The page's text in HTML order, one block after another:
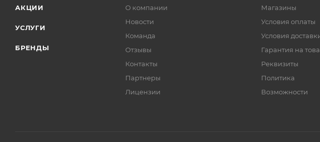
АКЦИИ
УСЛУГИ
БРЕНДЫ
О компании
Новости
Команда
Отзывы
Контакты
Партнеры
Лицензии
Магазины
Условия оплаты
Условия
Гарантия на
Реквизиты
Политика
Возможности